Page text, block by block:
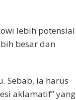
lebih potensial
besar dan
Sebab, ia harus
aklamatif” yang